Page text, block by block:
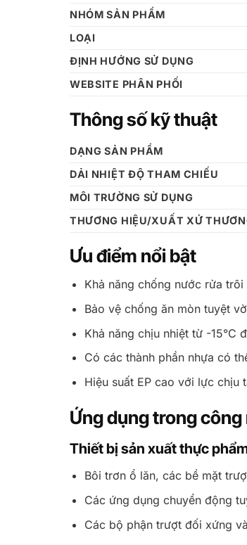
NHÓM SẢN PHẨM
LOẠI
ĐỊNH HƯỚNG SỬ DỤNG
WEBSITE PHÂN PHỐI
Thông số kỹ thuật
DẠNG SẢN PHẨM
DẢI NHIỆT ĐỘ THAM CHIẾU
MÔI TRƯỜNG SỬ DỤNG
THƯƠNG HIỆU/XUẤT XỨ
Ưu điểm nổi bật
Khả năng chống nước rửa trôi
Bảo vệ chống ăn mòn tuyệt
Khả năng chịu nhiệt từ -15°C
Có các thành phần nhựa có
Hiệu suất EP cao với lực chịu
Ứng dụng trong công
Thiết bị sản xuất thực
Bôi trơn ổ lăn, các bề mặt
Các ứng dụng chuyển động
Các bộ phận trượt đối xứng